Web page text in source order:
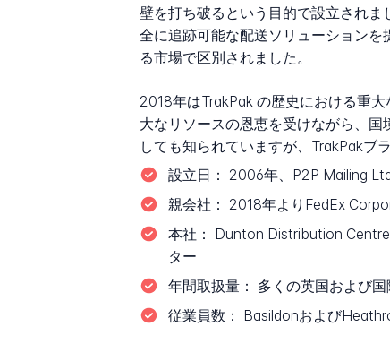
壁を打ち破るという目的で設立され
全に追跡可能な配送ソリューション
る市場で区別されました。
2018年はTrakPak の歴史における重
大なリソースの恩恵を受けながら、
しても知られていますが、TrakPakブ
設立日：
2006年、P2P Mailing
親会社：
2018年よりFedEx
本社：
Dunton Distribution
ター
年間取扱量：
多くの英国および
従業員数：
Basildonおよび